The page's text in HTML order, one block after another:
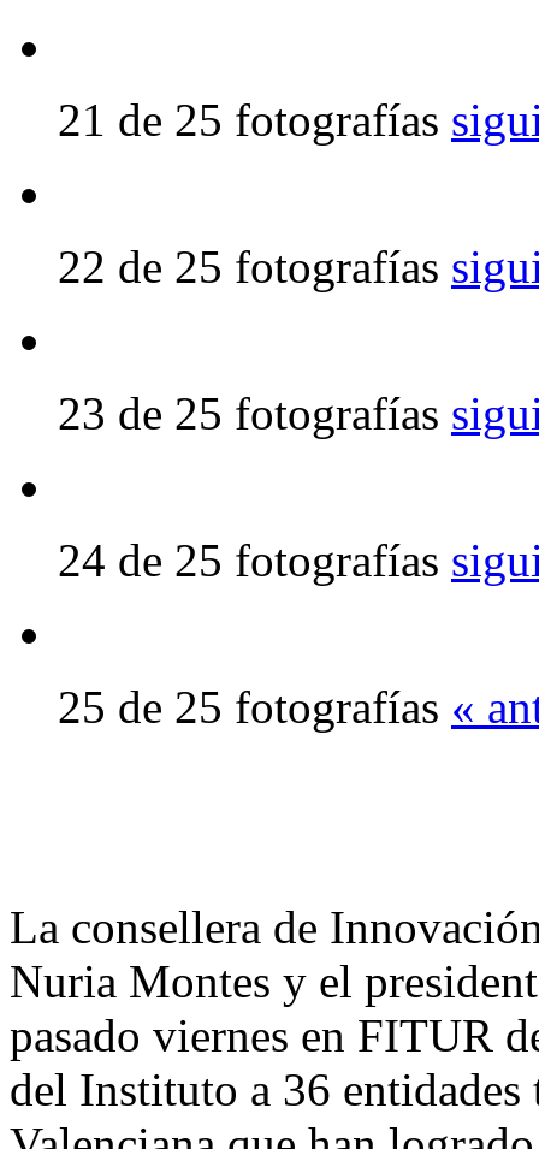
21 de 25 fotografías
22 de 25 fotografías
23 de 25 fotografías
24 de 25 fotografías
25 de 25 fotografías «
La consellera de
Nuria Montes y el
pasado viernes en FITUR
del Instituto a 36